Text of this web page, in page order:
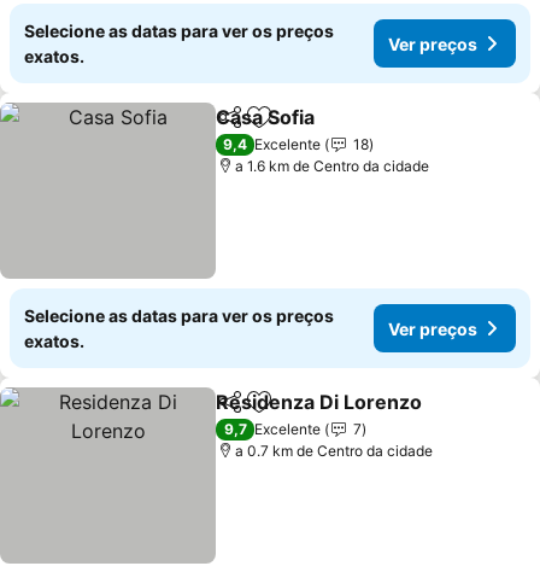
Selecione as datas para ver os preços
exatos.
Ver preços
PartilharAdicionar aos favoritos
Casa Sofia
9,4 Excelente
18
a 1.6 km de Centro da cidade
Selecione as datas para ver os preços
exatos.
Ver preços
PartilharAdicionar aos favoritos
Residenza Di Lorenzo
9,7 Excelente
7
a 0.7 km de Centro da cidade